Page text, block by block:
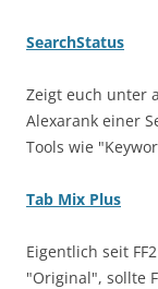
SearchStatus
Zeigt euch unter
Alexarank einer
Tools wie
Tab Mix Plus
Eigentlich seit
"Original", sollte